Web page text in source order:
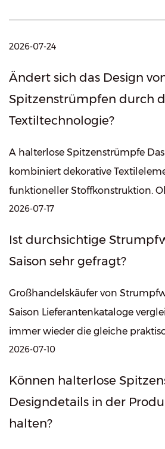
2026-07-24
Ändert sich das Design
Spitzenstrümpfen durch
Textiltechnologie?
A halterlose Spitzenstrümpfe Das Produkt
kombiniert dekorative
funktioneller Stoffkonstruktion.
Produkt leicht und zart aussehen
2026-07-17
Ist durchsichtige
Saison sehr gefragt?
Großhandelskäufer von
Saison Lieferantenkataloge
immer wieder die gleiche
2026-07-10
Können halterlose
Designdetails in der
halten?